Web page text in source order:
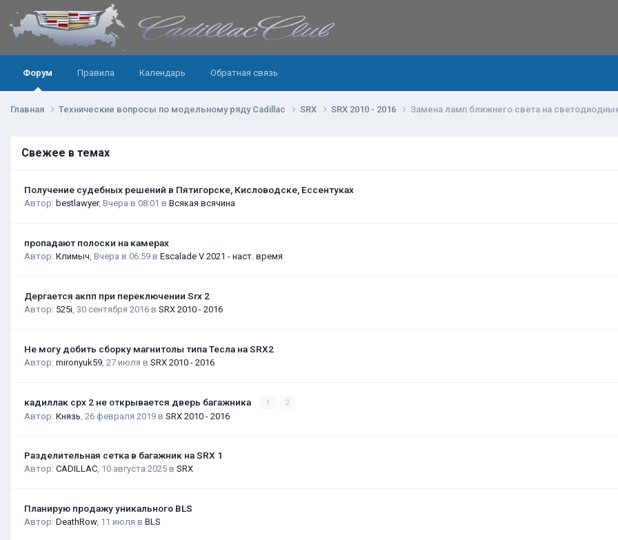
Форум Правила Календарь Обратная связь
Главная Технические вопросы по модельному ряду Cadillac SRX SRX 2010 - 2016 Замена ламп ближнего света на
Свежее в темах
Получение судебных решений в Пятигорске, Кисловодске, Ессентуках
Автор: bestlawyer, Вчера в 08:01 в Всякая всячина
пропадают полоски на камерах
Автор: Климыч Вчера в 06:59 в Escalade V 2021 - наст. время
Дергается акпп при переключении Srx 2
Автор: 525i 30 сентября 2016 в SRX 2010 - 2016
Не могу добить сборку магнитолы типа Тесла на SRX2
Автор: mironyuk59 27 июля в SRX 2010 - 2016
кадиллак срх 2 не открывается дверь багажника 1 2
Автор: Князь 26 февраля 2019 в SRX 2010 - 2016
Разделительная сетка в багажник на SRX 1
Автор: CADILLAC 10 августа 2025 в SRX
Планирую продажу уникального BLS
Автор: DeathRow, 11 июля в BLS